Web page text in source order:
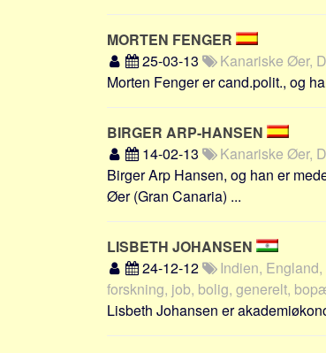
MORTEN FENGER
25-03-13
Kanariske Øer,
Morten Fenger er cand.polit., og
BIRGER ARP-HANSEN
14-02-13
Kanariske Øer,
Birger Arp Hansen, og han er
Øer (Gran Canaria) ...
LISBETH JOHANSEN
24-12-12
Indien, England,
forskning, job, bolig, generelt,
Lisbeth Johansen er